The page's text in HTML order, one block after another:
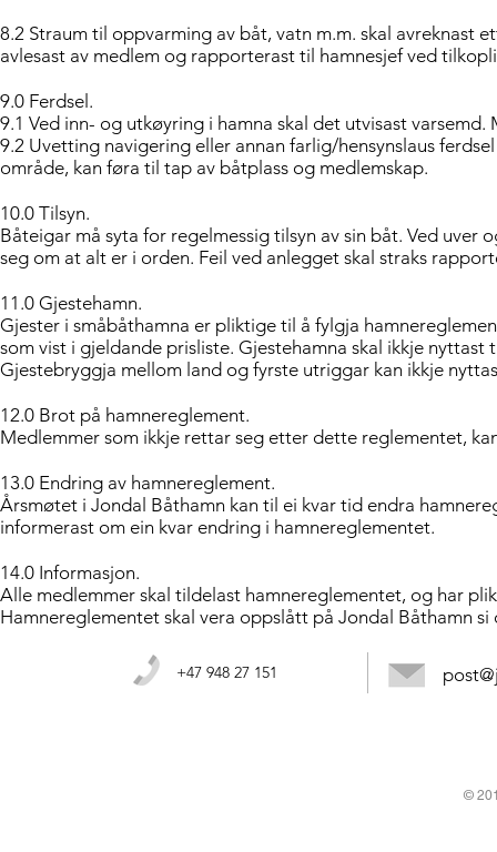
8.2 Straum til oppvarming av båt, vatn m.m. skal avreknast
avlesast av medlem og rapporterast til hamnesjef ved
9.0 Ferdsel.
9.1 Ved inn- og utkøyring i hamna skal det utvisast varsemd.
9.2 Uvetting navigering eller annan farlig/hensynslaus
område, kan føra til tap av båtplass og medlemskap.
10.0 Tilsyn.
Båteigar må syta for regelmessig tilsyn av sin båt. Ved
seg om at alt er i orden. Feil ved anlegget skal straks
11.0 Gjestehamn.
Gjester i småbåthamna er pliktige til å fylgja
som vist i gjeldande prisliste. Gjestehamna skal ikkje
Gjestebryggja mellom land og fyrste utriggar kan ikkje
12.0 Brot på hamnereglement.
Medlemmer som ikkje rettar seg etter dette reglementet,
13.0 Endring av hamnereglement.
Årsmøtet i Jondal Båthamn kan til ei kvar tid endra
informerast om ein kvar endring i hamnereglementet.
14.0 Informasjon.
Alle medlemmer skal tildelast hamnereglementet, og har
Hamnereglementet skal vera oppslått på Jondal Båthamn si
+47 948 27 151
©